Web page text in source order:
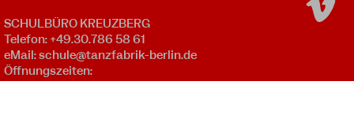
SCHULBÜRO KREUZBERG
Telefon: +49.30.786 58 61
eMail:schule@tanzfabrik-berlin.de
Öffnungszeiten: